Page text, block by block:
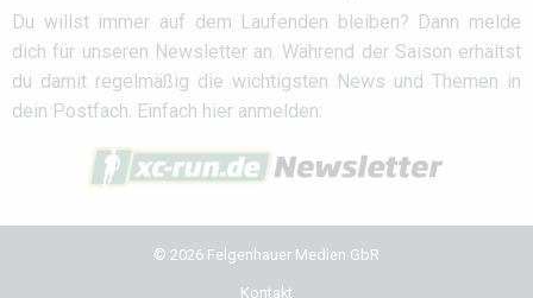
Du willst immer auf dem Laufenden bleiben? Dann melde
dich für unseren Newsletter an. Während der Saison erhältst
du damit regelmäßig die wichtigsten News und Themen in
dein Postfach. Einfach hier anmelden:
© 2026 Felgenhauer Medien GbR
Kontakt